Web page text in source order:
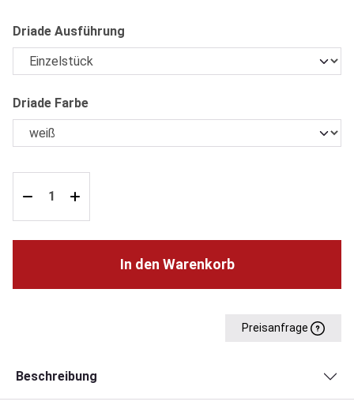
Driade Ausführung
Driade Farbeauswählen
In den Warenkorb
Preisanfrage
Beschreibung